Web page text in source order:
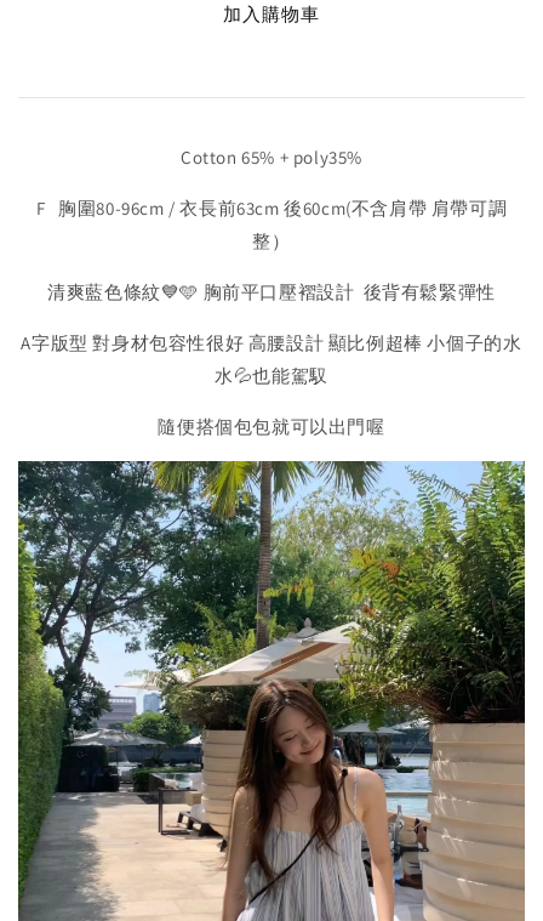
加入購物車
Cotton 65% + poly35%
F 胸圍80-96cm / 衣長前63cm 後60cm(不含肩帶 肩帶可調
整）
清爽藍色條紋💙🩵 胸前平口壓褶設計 後背有鬆緊彈性
A字版型 對身材包容性很好 高腰設計 顯比例超棒 小個子的水
水💦也能駕馭
隨便搭個包包就可以出門喔